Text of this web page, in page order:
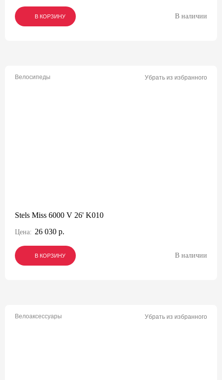
В КОРЗИНУ
В КОРЗИНУ
В КОРЗИНУ В наличии
Велосипеды Убрать из избранного
Stels Miss 6000 V 26' K010
Цена: 26 030 р.
В КОРЗИНУ
В КОРЗИНУ
В КОРЗИНУ В наличии
Велоаксессуары Убрать из избранного